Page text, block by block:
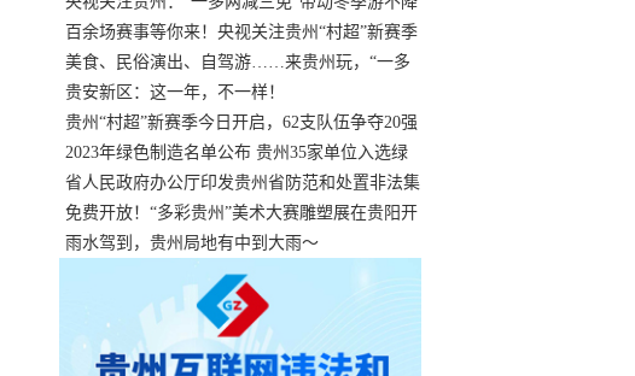
温
百余场赛事等你来！央视关注贵州“村超”新赛季
正式“打响”
美食、民俗演出、自驾游……来贵州玩，“一多
两减三免”！
贵安新区：这一年，不一样！
贵州“村超”新赛季今日开启，62支队伍争夺20强
名额
2023年绿色制造名单公布 贵州35家单位入选绿
色工厂
省人民政府办公厅印发贵州省防范和处置非法集
资工作实施细则
免费开放！“多彩贵州”美术大赛雕塑展在贵阳开
展，持续至1月19日
雨水驾到，贵州局地有中到大雨～